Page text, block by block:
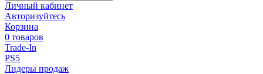
Личный кабинет
Авторизуйтесь
Корзина
0 товаров
Trade-In
PS5
Лидеры продаж